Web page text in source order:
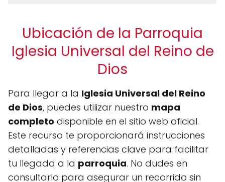
Ubicación de la Parroquia
Iglesia Universal del Reino de
Dios
Para llegar a la Iglesia Universal del Reino
de Dios, puedes utilizar nuestro mapa
completo disponible en el sitio web oficial.
Este recurso te proporcionará instrucciones
detalladas y referencias clave para facilitar
tu llegada a la parroquia. No dudes en
consultarlo para asegurar un recorrido sin